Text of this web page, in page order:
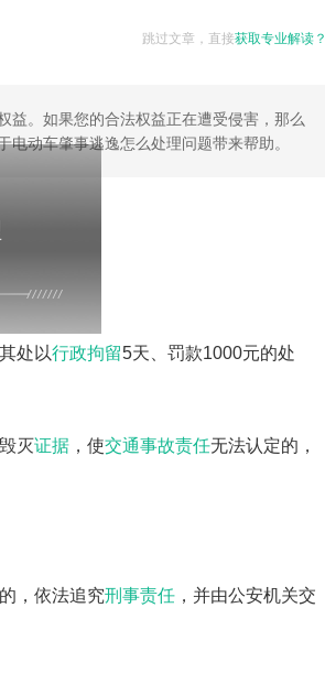
跳过文章，直接获取专业解读？
益。如果您的合法权益正在遭受侵害，那么
动车肇事逃逸怎么处理问题带来帮助。
处以行政拘留5天、罚款1000元的处
灭证据 ，使交通事故责任无法认定的，
的，依法追究刑事责任 ，并由公安机关交